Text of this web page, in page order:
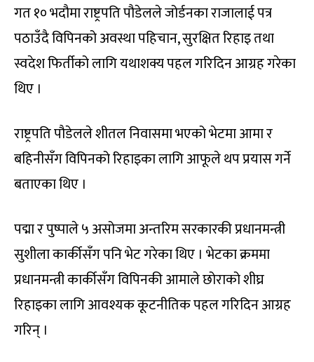
गत १० भदौमा राष्ट्रपति पौडेलले जोर्डनका राजालाई पत्र
पठाउँदै विपिनको अवस्था पहिचान, सुरक्षित रिहाइ तथा
स्वदेश फिर्तीको लागि यथाशक्य पहल गरिदिन आग्रह गरेका
थिए ।
राष्ट्रपति पौडेलले शीतल निवासमा भएको भेटमा आमा र
बहिनीसँग विपिनको रिहाइका लागि आफूले थप प्रयास गर्ने
बताएका थिए ।
पद्मा र पुष्पाले ५ असोजमा अन्तरिम सरकारकी प्रधानमन्त्री
सुशीला कार्कीसँग पनि भेट गरेका थिए । भेटका क्रममा
प्रधानमन्त्री कार्कीसँग विपिनकी आमाले छोराको शीघ्र
रिहाइका लागि आवश्यक कूटनीतिक पहल गरिदिन आग्रह
गरिन् ।